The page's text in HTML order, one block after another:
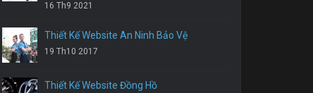
16 Th9 2021
Thiết Kế Website An Ninh Bảo Vệ
19 Th10 2017
Thiết Kế Website Đồng Hồ